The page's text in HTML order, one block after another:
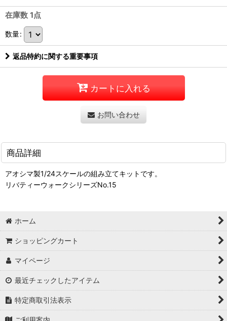
在庫数 1点
数量:
返品特約に関する重要事項
カートに入れる
お問い合わせ
商品詳細
アオシマ製1/24スケールの組み立てキットです。
リバティーウォークシリーズNo.15
ホーム
ショッピングカート
マイページ
最近チェックしたアイテム
特定商取引法表示